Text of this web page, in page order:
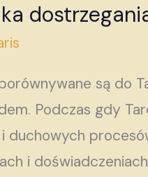
są do
Podczas gdy
duchowych
i